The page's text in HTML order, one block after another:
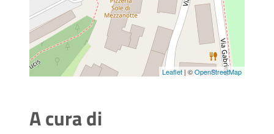
Leaflet | ©OpenStreetMap
A cura di